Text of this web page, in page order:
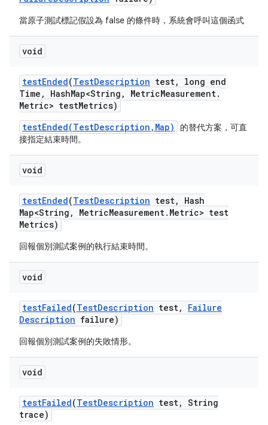
當原子測試標記假設為 false 的條件時，系統會呼叫這個函式
void
testEnded(TestDescription test,
long end
Time , HashMap<String , MetricMeasurement.
Metric> testMetrics)
testEnded(TestDescription,Map)
的替代方案，可直
接指定結束時間。
void
testEnded(TestDescription test,
Hash
Map<String , MetricMeasurement. Metric> test
Metrics)
回報個別測試案例的執行結束時間。
void
testFailed(TestDescription test,
Failure
Description failure)
回報個別測試案例的失敗情形。
void
testFailed(TestDescription test, String
trace)